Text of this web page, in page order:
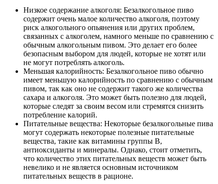
Низкое содержание алкоголя: Безалкогольное пиво
содержит очень малое количество алкоголя, поэтому
риск алкогольного опьянения или других проблем,
связанных с алкоголем, намного меньше по сравнению с
обычным алкогольным пивом. Это делает его более
безопасным выбором для людей, которые не хотят или
не могут потреблять алкоголь.
Меньшая калорийность: Безалкогольное пиво обычно
имеет меньшую калорийность по сравнению с обычным
пивом, так как оно не содержит такого же количества
сахара и алкоголя. Это может быть полезно для людей,
которые следят за своим весом или стремятся снизить
потребление калорий.
Питательные вещества: Некоторые безалкогольные пива
могут содержать некоторые полезные питательные
вещества, такие как витамины группы В,
антиоксиданты и минералы. Однако, стоит отметить,
что количество этих питательных веществ может быть
невелико и не является основным источником
питательных веществ в рационе.